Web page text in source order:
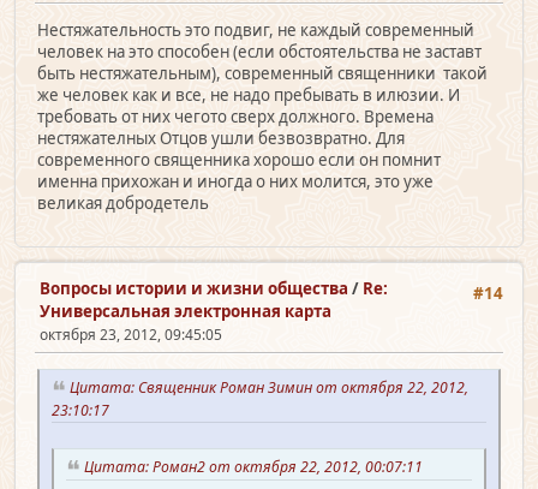
Нестяжательность это подвиг, не каждый современный
человек на это способен (если обстоятельства не заставт
быть нестяжательным), современный священники такой
же человек как и все, не надо пребывать в илюзии. И
требовать от них чегото сверх должного. Времена
нестяжателных Отцов ушли безвозвратно. Для
современного священника хорошо если он помнит
именна прихожан и иногда о них молится, это уже
великая добродетель
#14
Вопросы истории и жизни общества / Re:
Универсальная электронная карта
октября 23, 2012, 09:45:05
Цитата: Священник Роман Зимин от октября 22, 2012,
23:10:17
Цитата: Роман2 от октября 22, 2012, 00:07:11